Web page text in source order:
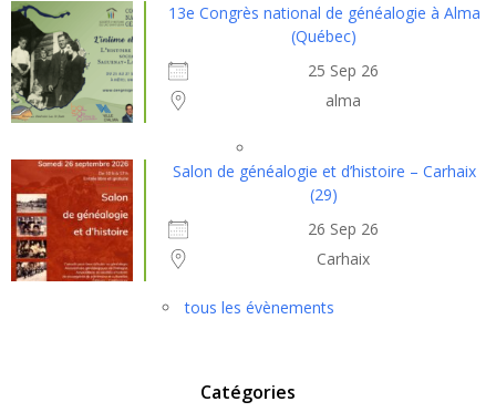
13e Congrès national de généalogie à Alma
(Québec)
25 Sep 26
alma
Salon de généalogie et d’histoire – Carhaix
(29)
26 Sep 26
Carhaix
tous les évènements
Catégories